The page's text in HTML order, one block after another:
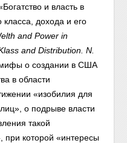
и власть в
дохода и его
and Power in
and Distribution. N.
мифы о создании в США
в области
«изобилия для
о подрыве власти
такой
при которой «интересы